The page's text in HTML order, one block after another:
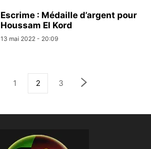
Escrime : Médaille d’argent pour
Houssam El Kord
13 mai 2022 - 20:09
1 2 3